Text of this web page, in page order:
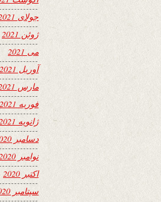
جولای 2021
ژوئن 2021
می 2021
آوریل 2021
مارس 2021
فوریه 2021
ژانویه 2021
دسامبر 2020
نوامبر 2020
اکتبر 2020
سپتامبر 2020